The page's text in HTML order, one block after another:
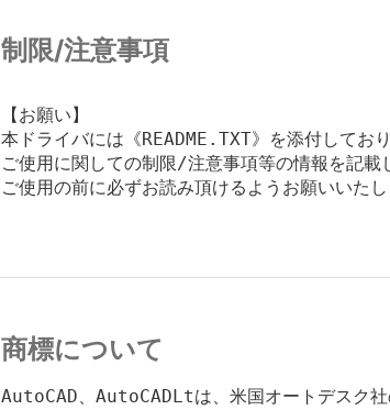
制限/注意事項
【お願い】
本ドライバには《README.TXT》を添付しており
ご使用に関しての制限/注意事項等の情報を記載
ご使用の前に必ずお読み頂けるようお願いいたし
商標について
AutoCAD、AutoCADLtは、米国オートデスク社